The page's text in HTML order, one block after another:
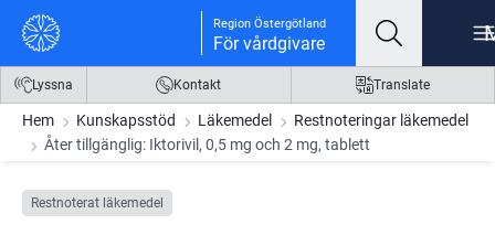
Gå till innehåll
Gå till meny
Gå till sidfot Region Östergötland
För vårdgivare
Lyssna Kontakt Translate
Hem Kunskapsstöd Läkemedel
Restnoteringar läkemedel
Åter tillgänglig: Iktorivil, 0,5 mg och 2 mg, tablett
Restnoterat läkemedel